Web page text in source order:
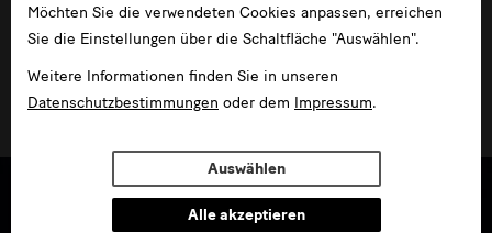
im Japanischen Palais
Möchten Sie die verwendeten Cookies anpassen, erreichen
Sie die Einstellungen über die Schaltfläche "Auswählen".
Weitere Informationen finden Sie in unseren
Datenschutzbestimmungen oder dem Impressum.
Auswählen
Alle akzeptieren